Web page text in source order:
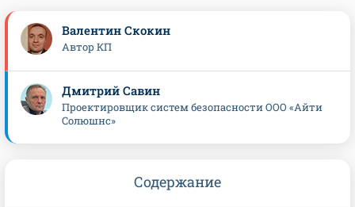
Валентин Скокин
Автор КП
Дмитрий Савин
Проектировщик систем безопасности ООО «Айти
Солюшнс»
Содержание